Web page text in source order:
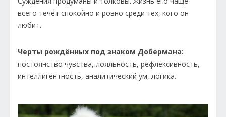
всего течёт спокойно и ровно среди тех, кого он
любит.
Черты рождённых под знаком Добермана:
постоянство чувства, лояльность, рефлексивность,
интеллигентность, аналитический ум, логика.